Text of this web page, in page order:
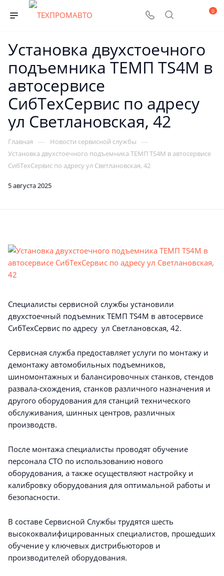
0
Установка двухстоечного
подъемника ТЕМП TS4M в
автосервисе
СибТехСервис по адресу
ул Светлановская, 42
Главная — Новости сервисной службы —
Установка двухстоечного подъемника ТЕМП TS4M в автосервисе
СибТехСервис по адресу ул Светлановская, 42
5 августа 2025
Специалисты сервисной службы установили
двухстоечный подъемник ТЕМП TS4M в автосервисе
СибТехСервис по адресу ул Светлановская, 42.
Сервисная служба предоставляет услуги по монтажу и
демонтажу автомобильных подъемников,
шиномонтажных и балансировочных станков, стендов
развала-схождения, станков различного назначения и
другого оборудования для станций технического
обслуживания, шинных центров, различных
производств.
После монтажа специалисты проводят обучение
персонала СТО по использованию нового
оборудования, а также осуществляют настройку и
калибровку оборудования для оптимальной работы и
безопасности.
В составе Сервисной Службы трудятся шесть
высококвалифицированных специалистов, прошедших
обучение у ключевых дистрибьюторов и
производителей оборудования.